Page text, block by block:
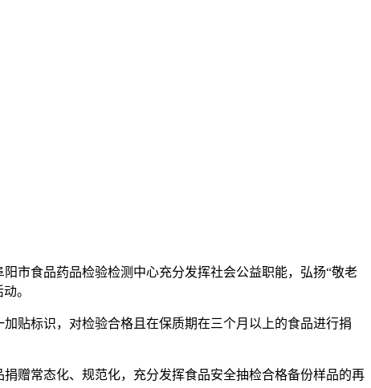
食品药品检验检测中心充分发挥社会公益职能，弘扬“敬老
。
贴标识，对检验合格且在保质期在三个月以上的食品进行捐
赠常态化、规范化，充分发挥食品安全抽检合格备份样品的再